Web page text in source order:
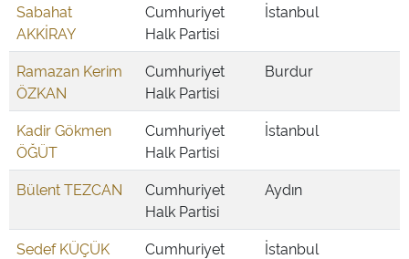
Sabahat
AKKİRAY
Cumhuriyet
Halk Partisi
İstanbul
Ramazan Kerim
ÖZKAN
Cumhuriyet
Halk Partisi
Burdur
Kadir Gökmen
ÖĞÜT
Cumhuriyet
Halk Partisi
İstanbul
Bülent TEZCAN
Cumhuriyet
Halk Partisi
Aydın
Sedef KÜÇÜK
Cumhuriyet
İstanbul